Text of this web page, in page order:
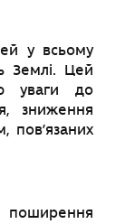
у всьому
Землі. Цей
уваги до
зниження
пов’язаних